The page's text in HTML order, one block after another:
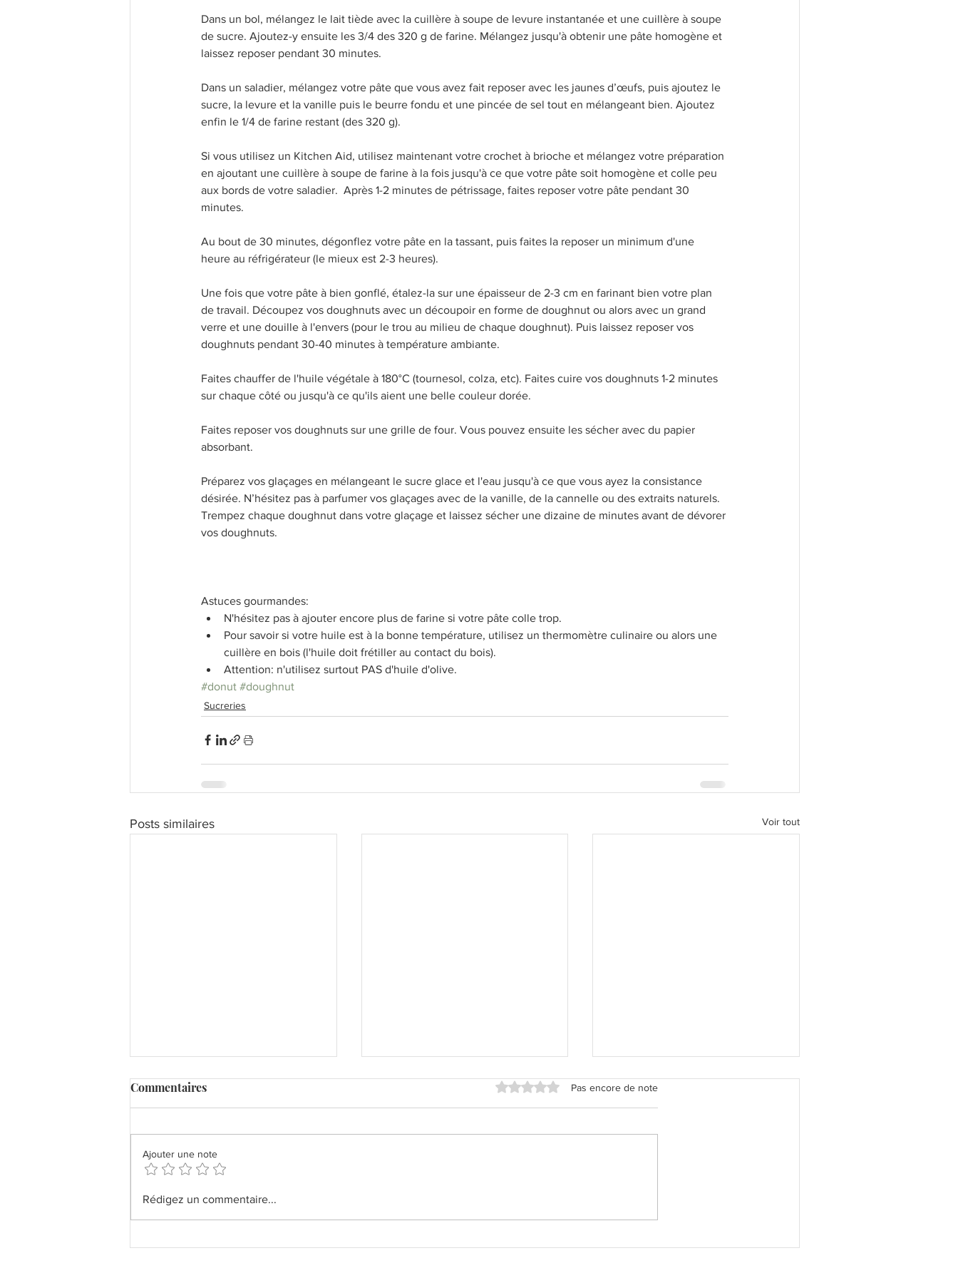
Dans un bol, mélangez le lait tiède avec la cuillère à soupe de levure instantanée et une cuillère à soupe
de sucre. Ajoutez-y ensuite les 3/4 des 320 g de farine. Mélangez jusqu'à obtenir une pâte homogène et
laissez reposer pendant 30 minutes.
Dans un saladier, mélangez votre pâte que vous avez fait reposer avec les jaunes d’œufs, puis ajoutez le
sucre, la levure et la vanille puis le beurre fondu et une pincée de sel tout en mélangeant bien. Ajoutez
enfin le 1/4 de farine restant (des 320 g).
Si vous utilisez un Kitchen Aid, utilisez maintenant votre crochet à brioche et mélangez votre préparation
en ajoutant une cuillère à soupe de farine à la fois jusqu'à ce que votre pâte soit homogène et colle peu
aux bords de votre saladier.  Après 1-2 minutes de pétrissage, faites reposer votre pâte pendant 30
minutes.
Au bout de 30 minutes, dégonflez votre pâte en la tassant, puis faites la reposer un minimum d'une
heure au réfrigérateur (le mieux est 2-3 heures).
Une fois que votre pâte à bien gonflé, étalez-la sur une épaisseur de 2-3 cm en farinant bien votre plan
de travail. Découpez vos doughnuts avec un découpoir en forme de doughnut ou alors avec un grand
verre et une douille à l'envers (pour le trou au milieu de chaque doughnut). Puis laissez reposer vos
doughnuts pendant 30-40 minutes à température ambiante.
Faites chauffer de l'huile végétale à 180°C (tournesol, colza, etc). Faites cuire vos doughnuts 1-2 minutes
sur chaque côté ou jusqu'à ce qu'ils aient une belle couleur dorée.
Faites reposer vos doughnuts sur une grille de four. Vous pouvez ensuite les sécher avec du papier
absorbant.
Préparez vos glaçages en mélangeant le sucre glace et l'eau jusqu'à ce que vous ayez la consistance
désirée. N’hésitez pas à parfumer vos glaçages avec de la vanille, de la cannelle ou des extraits naturels.
Trempez chaque doughnut dans votre glaçage et laissez sécher une dizaine de minutes avant de dévorer
vos doughnuts.
Astuces gourmandes:
N'hésitez pas à ajouter encore plus de farine si votre pâte colle trop.
Pour savoir si votre huile est à la bonne température, utilisez un thermomètre culinaire ou alors une
cuillère en bois (l'huile doit frétiller au contact du bois).
Attention: n'utilisez surtout PAS d'huile d'olive.
#donut #doughnut
Sucreries
Posts similaires Voir tout
Praliné à la Vanille
Commentaires Noté 0 étoile sur 5.Pas encore de note
Ajouter une note
Rédigez un commentaire...